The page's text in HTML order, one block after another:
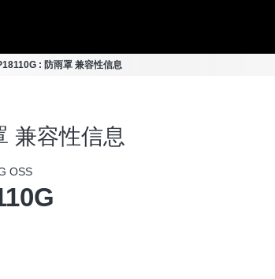
: 防雨罩 兼容性信息
兼容性信息
OSS